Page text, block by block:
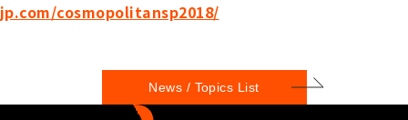
jp.com/cosmopolitansp2018/
News / Topics List